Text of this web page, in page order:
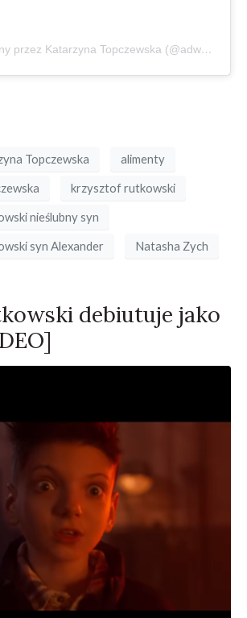
Post udostępniony przez Katarzyna Topczewska (@adwokat_katarzyna_topczewska)
Topczewska alimenty
krzysztof rutkowski
nieślubny syn
syn Alexander Natasha Zych
debiutuje jako